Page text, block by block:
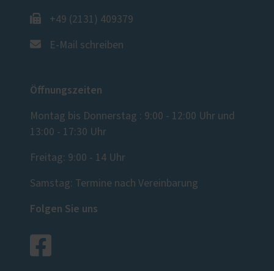
+49 (2131) 409379
E-Mail schreiben
Öffnungszeiten
Montag bis Donnerstag : 9:00 - 12:00 Uhr und
13:00 - 17:30 Uhr
Freitag: 9:00 - 14 Uhr
Samstag: Termine nach Vereinbarung
Folgen Sie uns